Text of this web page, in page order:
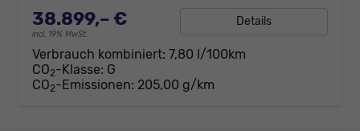
38.899,– €
incl. 19% MwSt.
Details
Verbrauch kombiniert: 7,80 l/100km
CO2-Klasse: G
CO2-Emissionen: 205,00 g/km